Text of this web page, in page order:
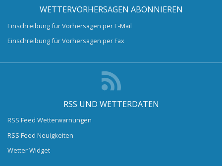
WETTERVORHERSAGEN ABONNIEREN
Einschreibung für Vorhersagen per E-Mail
Einschreibung für Vorhersagen per Fax
RSS UND WETTERDATEN
RSS Feed Wetterwarnungen
RSS Feed Neuigkeiten
Wetter Widget